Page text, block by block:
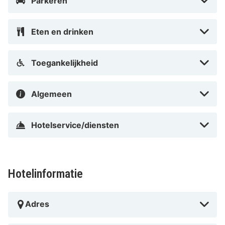
Restaurant Hotel le Parisien
Hoewel Hotel le Parisien geen eigen restaurant heeft,
en de Visserskaai. Geniet van een drankje in de
Tips van HotelSpecials
Dit is waarom je voor Hotel le Parisien zou moeten
Vriendelijke en behulpzame medewerkers
Perfect voor een romantisch uitje
Eten en drinken
Toegankelijkheid
Algemeen
Hotelservice/diensten
Hotelinformatie
Adres